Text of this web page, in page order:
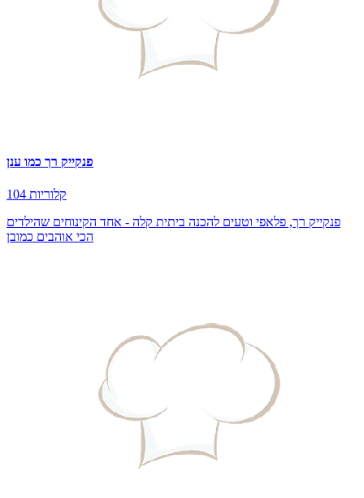
פנקייק רך כמו ענן
104 קלוריות
פנקייק רך, פלאפי וטעים להכנה ביתית קלה - אחד הקינוחים שהילדים
הכי אוהבים כמובן